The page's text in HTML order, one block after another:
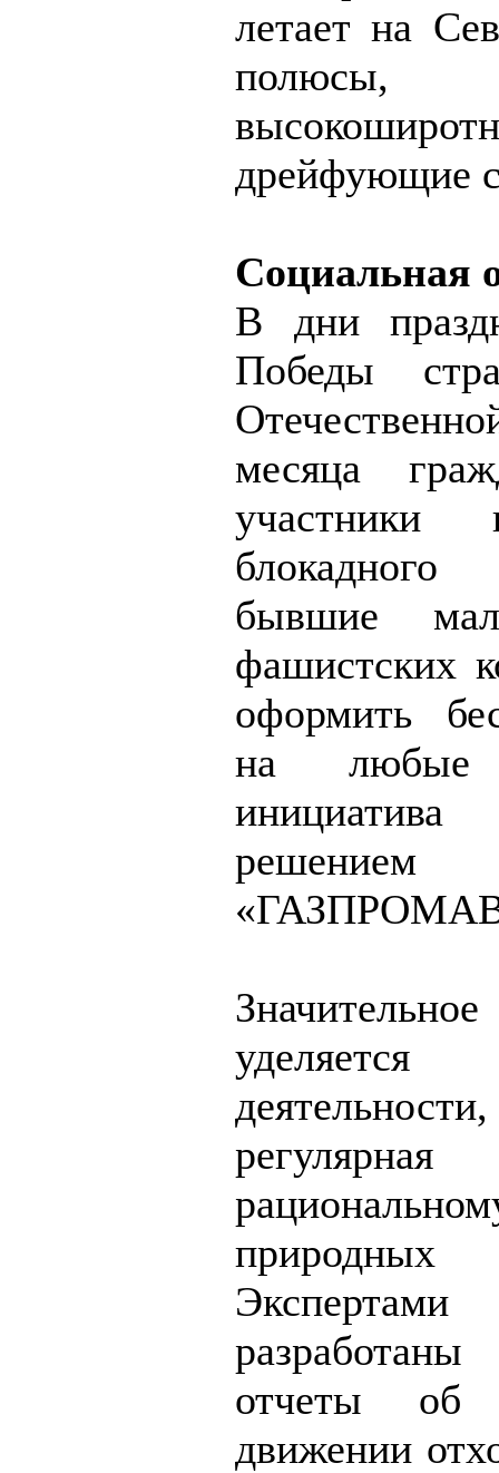
летает на
полюсы,
дрейфующие
Социальная
В дни
Победы
месяца
участники
бывшие
фашистских
оформить
на любые
уделяется
отчеты об
движении